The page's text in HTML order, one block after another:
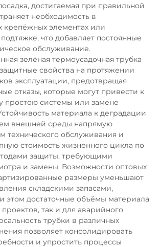
достигаемая при правильной
необходимость в
крепёжных элементах или
что добавляет постоянные
обслуживание.
зелёная термоусадочная трубка
свойства на протяжении
эксплуатации, предотвращая
отказы, которые могут привести к
простою системы или замене
материала к деградации
внешней среды напрямую
технического обслуживания и
стоимость жизненного цикла по
защиты, требующими
и замены. Возможности оптовых
размеры уменьшают
складскими запасами,
этом достаточные объёмы материала
так и для аварийного
трубки в различных
позволяет консолидировать
и упростить процессы